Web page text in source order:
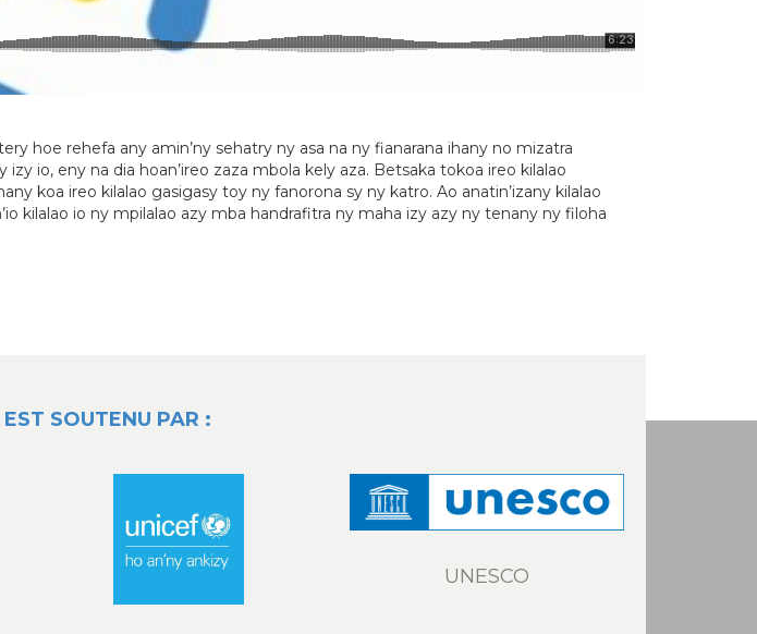
hoe rehefa any amin’ny sehatry ny asa na ny fianarana ihany no mizatra
io, eny na dia hoan’ireo zaza mbola kely aza. Betsaka tokoa ireo kilalao
koa ireo kilalao gasigasy toy ny fanorona sy ny katro. Ao anatin’izany kilalao
kilalao io ny mpilalao azy mba handrafitra ny maha izy azy ny tenany ny filoha
SOUTENU PAR :
UNESCO